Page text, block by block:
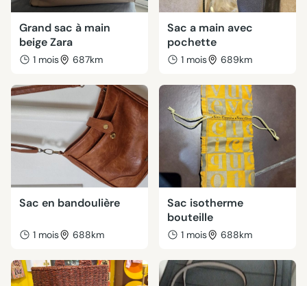
Grand sac à main
beige Zara
1 mois 687km
Sac a main avec
pochette
1 mois 689km
Sac en bandoulière
1 mois 688km
Sac isotherme
bouteille
1 mois 688km